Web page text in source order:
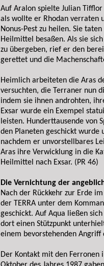
Auf Aralon spielte Julian
als wollte er Rhodan verraten
Nonus-Pest zu heilen. Sie
Heilmittel besaßen. Als sie
zu übergeben, rief er den
gerettet und die
Heimlich arbeiteten die Aras
versuchten, die Terraner nun
indem sie ihnen androhten,
Exsar wurde ein Exempel
leisten. Hunderttausende von
den Planeten geschickt wurde
nachdem er unvorstellbares
Aras ihre Verwicklung in die
Heilmittel nach Exsar. (PR 46)
Die Vernichtung der
Nach der Rückkehr zur Erde
der TERRA unter dem
geschickt. Auf Aqua ließen
dort einen Stützpunkt
einem bevorstehenden Angriff
Der Kontakt mit den Ferronen